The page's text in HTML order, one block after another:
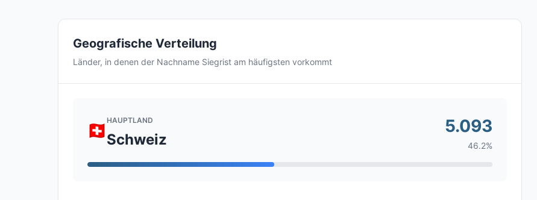
Geografische Verteilung
Länder, in denen der Nachname Siegrist am häufigsten vorkommt
HAUPTLAND
Schweiz
5.093
46.2%